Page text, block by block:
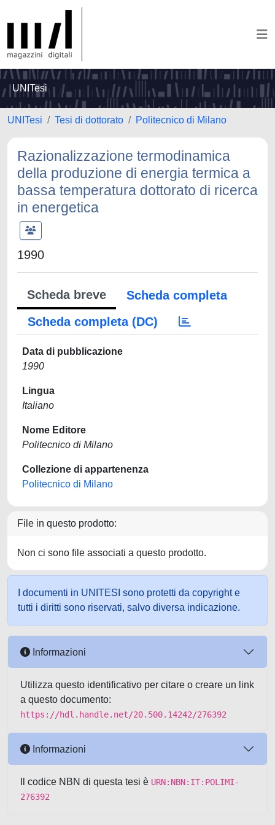
UNITesi
UNITesi Tesi di dottorato Politecnico di Milano
Razionalizzazione termodinamica
della produzione di energia termica a
bassa temperatura dottorato di ricerca
in energetica
1990
Scheda breve
Scheda completa
Scheda completa (DC)
Data di pubblicazione
1990
Lingua
Italiano
Nome Editore
Politecnico di Milano
Collezione di appartenenza
Politecnico di Milano
File in questo prodotto:
Non ci sono file associati a questo prodotto.
I documenti in UNITESI sono protetti da copyright e
tutti i diritti sono riservati, salvo diversa indicazione.
Informazioni
Utilizza questo identificativo per citare o creare un link
a questo documento:
https://hdl.handle.net/20.500.14242/276392
Informazioni
Il codice NBN di questa tesi è URN:NBN:IT:POLIMI-
276392